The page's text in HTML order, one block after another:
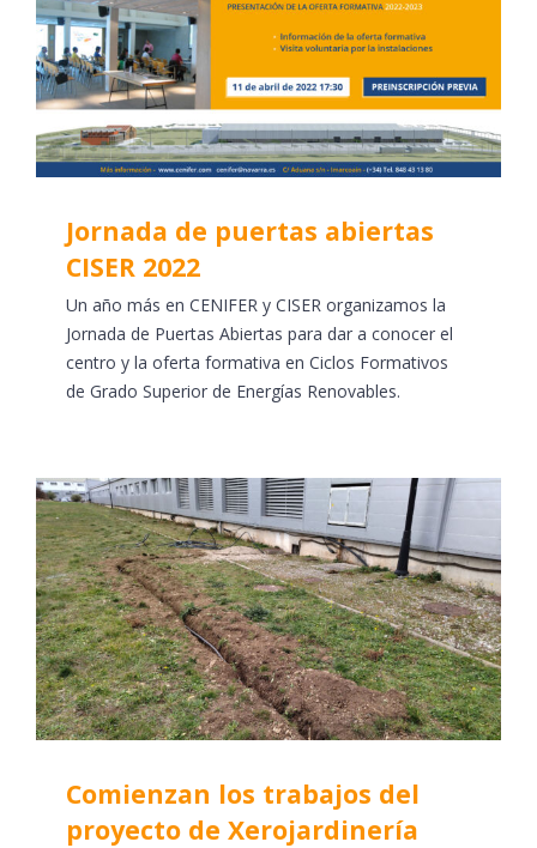
Jornada de puertas abiertas
CISER 2022
Un año más en CENIFER y CISER organizamos la
Jornada de Puertas Abiertas para dar a conocer el
centro y la oferta formativa en Ciclos Formativos
de Grado Superior de Energías Renovables.
Comienzan los trabajos del
proyecto de Xerojardinería